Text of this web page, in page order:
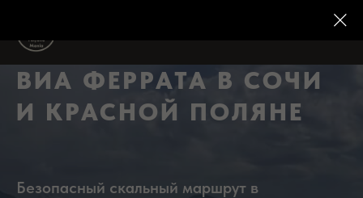
ВИА ФЕРРАТА В СОЧИ
И КРАСНОЙ ПОЛЯНЕ
Безопасный скальный маршрут в